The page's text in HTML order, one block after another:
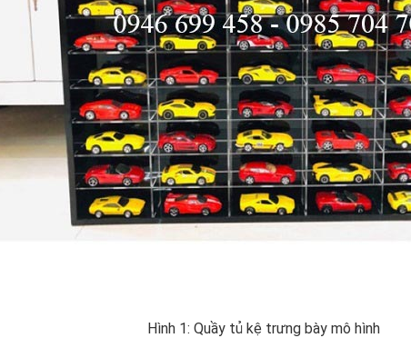
Hình 1: Quầy tủ kệ trưng bày mô hình